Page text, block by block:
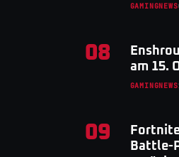
GAMINGNEWS
08
am 15.
GAMINGNEWS
09
Battle-